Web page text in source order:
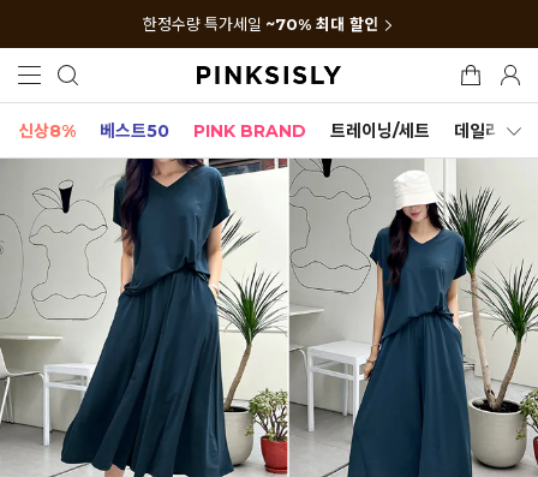
한정수량 특가세일 ~70% 최대 할인
신상8% 베스트50 PINK BRAND 트레이닝/세트 데일리세트